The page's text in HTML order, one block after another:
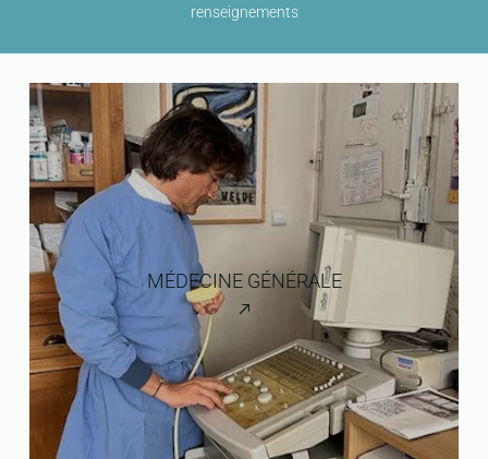
renseignements
MÉDECINE GÉNÉRALE